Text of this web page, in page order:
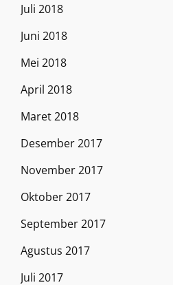
Juli 2018
Juni 2018
Mei 2018
April 2018
Maret 2018
Desember 2017
November 2017
Oktober 2017
September 2017
Agustus 2017
Juli 2017